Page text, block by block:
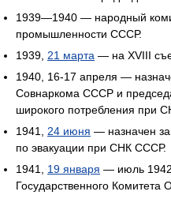
1939—1940 — народный
промышленности СССР.
1939, 21 марта — на XVIII
1940, 16-17 апреля —
Совнаркома СССР и
широкого потребления при
1941, 24 июня — назначен
по эвакуации при СНК СССР.
1941, 19 января — июль
Государственного Комитета